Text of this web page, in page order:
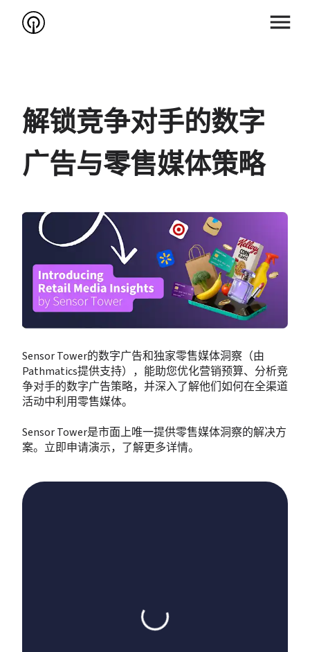
解锁竞争对手的数字
广告与零售媒体策略
Sensor Tower的数字广告和独家零售媒体洞察（由
Pathmatics提供支持），能助您优化营销预算、分析竞
争对手的数字广告策略，并深入了解他们如何在全渠道
活动中利用零售媒体。
Sensor Tower是市面上唯一提供零售媒体洞察的解决方
案。立即申请演示，了解更多详情。